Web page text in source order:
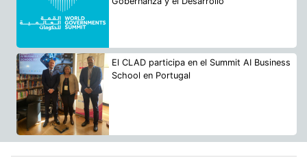
El CLAD participa en el Summit AI Business
School en Portugal